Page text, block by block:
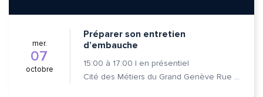
mer.
07
octobre
Préparer son entretien
d’embauche
15:00 à 17:00 | en présentiel
Cité des Métiers du Grand Genève Rue Prévost-Martin 6 1205 Genève